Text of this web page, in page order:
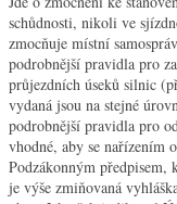
schůdnosti, nikoli ve
zmocňuje místní
podrobnější pravidla pro
průjezdních úseků silnic
vydaná jsou na stejné
podrobnější pravidla pro
vhodné, aby se nařízením
Podzákonným předpisem,
je výše zmiňovaná